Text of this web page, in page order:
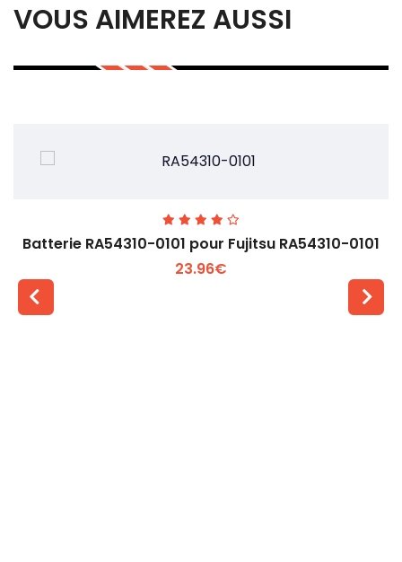
VOUS AIMEREZ AUSSI
Batterie RA54310-0101 pour Fujitsu RA54310-0101
23.96€